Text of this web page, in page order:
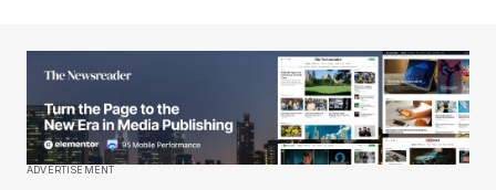
ADVERTISEMENT